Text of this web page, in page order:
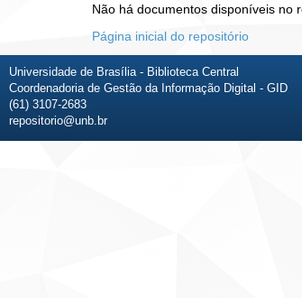
Não há documentos disponíveis no
Página inicial do repositório
Universidade de Brasília - Biblioteca Central
Coordenadoria de Gestão da Informação Digital - GID
(61) 3107-2683
repositorio@unb.br